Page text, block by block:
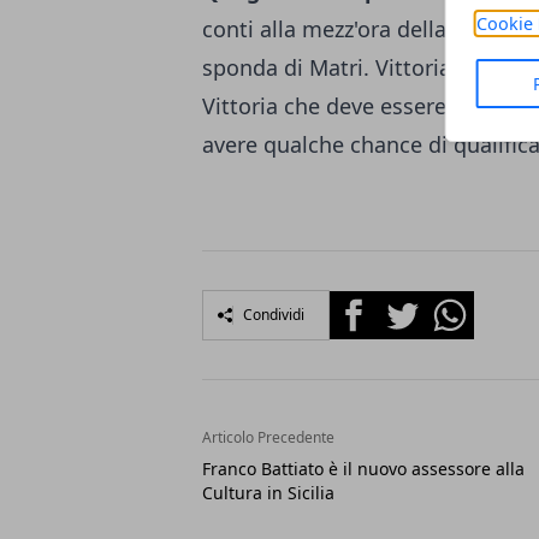
Cookie
conti alla mezz'ora della ripresa
sponda di Matri. Vittoria
Vittoria che deve essere
avere qualche chance di
Condividi FacebookTwitterWhatsapp
Articolo Precedente
Franco Battiato è il nuovo assessore alla
Cultura in Sicilia